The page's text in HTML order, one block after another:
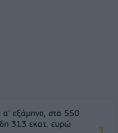
α' εξάμηνο, στα 550
313 εκατ. ευρώ